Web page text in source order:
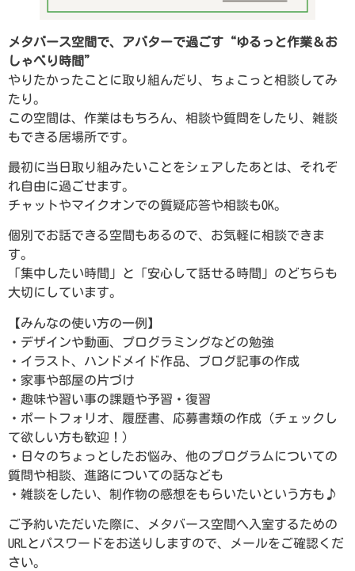
メタバース空間で、アバターで過ごす“ゆるっと作業＆お
しゃべり時間”
やりたかったことに取り組んだり、ちょこっと相談してみ
たり。
この空間は、作業はもちろん、相談や質問をしたり、雑談
もできる居場所です。
最初に当日取り組みたいことをシェアしたあとは、それぞ
れ自由に過ごせます。
チャットやマイクオンでの質疑応答や相談もOK。
個別でお話できる空間もあるので、お気軽に相談できま
す。
「集中したい時間」と「安心して話せる時間」のどちらも
大切にしています。
【みんなの使い方の一例】
・デザインや動画、プログラミングなどの勉強
・イラスト、ハンドメイド作品、ブログ記事の作成
・家事や部屋の片づけ
・趣味や習い事の課題や予習・復習
・ポートフォリオ、履歴書、応募書類の作成（チェックし
て欲しい方も歓迎！）
・日々のちょっとしたお悩み、他のプログラムについての
質問や相談、進路についての話なども
・雑談をしたい、制作物の感想をもらいたいという方も♪
ご予約いただいた際に、メタバース空間へ入室するための
URLとパスワードをお送りしますので、メールをご確認くだ
さい。